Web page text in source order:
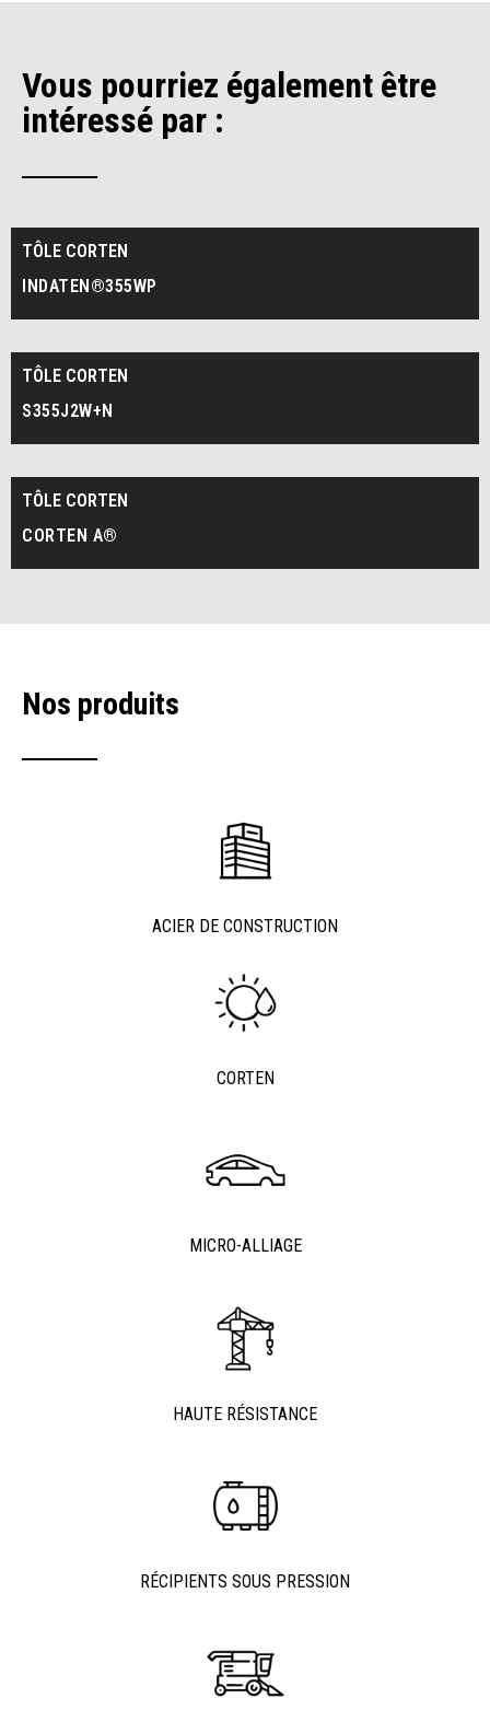
Vous pourriez également être
intéressé par :
TÔLE CORTEN
INDATEN®355WP
TÔLE CORTEN
S355J2W+N
TÔLE CORTEN
CORTEN A®
Nos produits
ACIER DE CONSTRUCTION
CORTEN
MICRO-ALLIAGE
HAUTE RÉSISTANCE
RÉCIPIENTS SOUS PRESSION